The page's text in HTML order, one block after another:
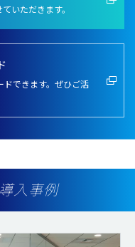
いただきます。
ドできます。ぜひご活
入事例